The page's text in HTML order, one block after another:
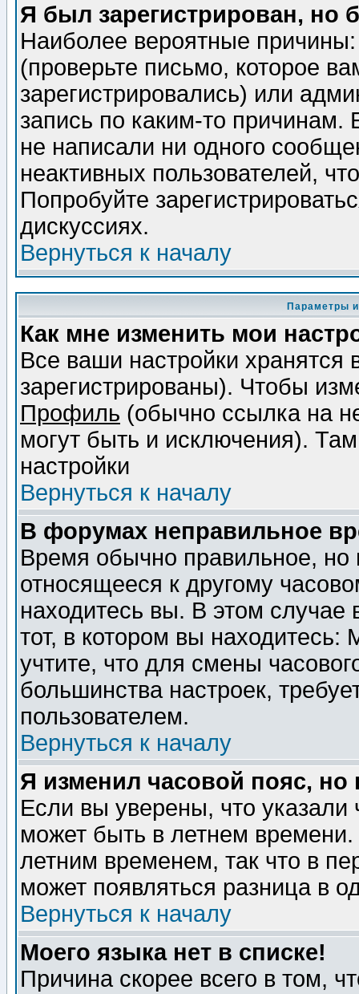
Я был зарегистрирован, но
Наиболее вероятные
(проверьте письмо, которое
зарегистрировались) или
запись по каким-то
не написали ни одного
неактивных пользователей,
Попробуйте
дискуссиях.
Вернуться к началу
Параметры
Как мне изменить мои
Все ваши настройки
зарегистрированы). Чтобы
Профиль (обычно ссылка на
могут быть и исключения).
настройки
Вернуться к началу
В форумах неправильное
Время обычно правильное,
относящееся к другому
находитесь вы. В этом
тот, в котором вы
учтите, что для смены
большинства настроек,
пользователем.
Вернуться к началу
Я изменил часовой пояс,
Если вы уверены, что указали
может быть в летнем
летним временем, так что в
может появляться разница в
Вернуться к началу
Моего языка нет в списке!
Причина скорее всего в том,